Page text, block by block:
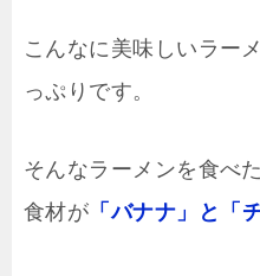
こんなに美味しいラー
っぷりです。
そんなラーメンを食べ
食材が 「バナナ」と「